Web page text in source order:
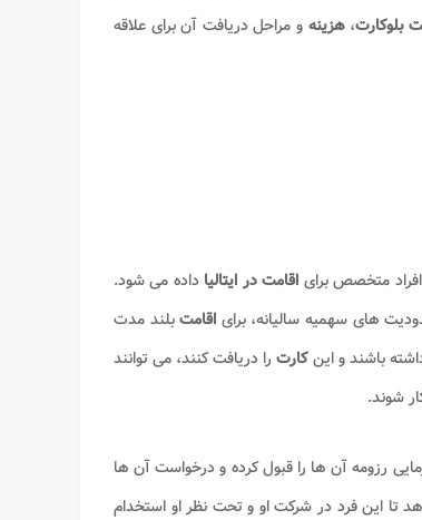
بلوکارت،هزینه و مراحل دریافت آن برای علاقه
متخصص برای اقامت در ایتالیاداده می شود.
های سهمیه سالیانه، برای اقامتبلند مدت
باشند و اینکارت را دریافت کنند، می توانند
شوند.
رزومه آن ها را قبول کرده و درخواست آن ها
تا این فرد در شرکت او و تحت نظر او استخدام